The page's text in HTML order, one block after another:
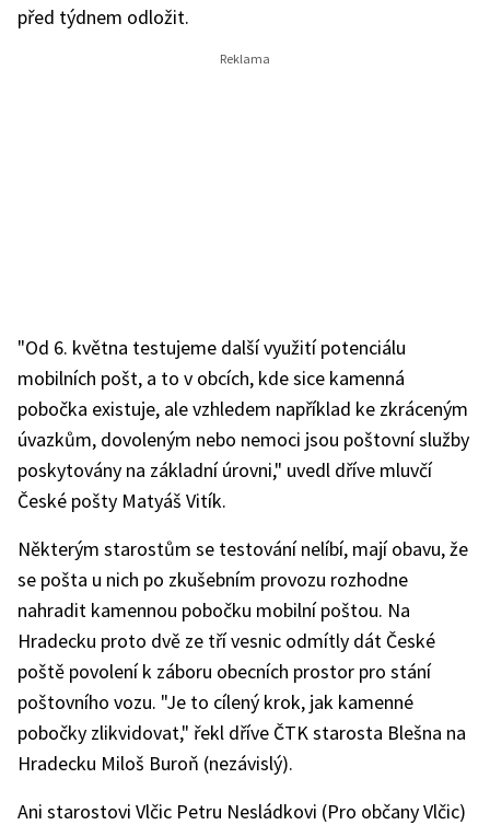
před týdnem odložit.
"Od 6. května testujeme další využití potenciálu
mobilních pošt, a to v obcích, kde sice kamenná
pobočka existuje, ale vzhledem například ke zkráceným
úvazkům, dovoleným nebo nemoci jsou poštovní služby
poskytovány na základní úrovni," uvedl dříve mluvčí
České pošty Matyáš Vitík.
Některým starostům se testování nelíbí, mají obavu, že
se pošta u nich po zkušebním provozu rozhodne
nahradit kamennou pobočku mobilní poštou. Na
Hradecku proto dvě ze tří vesnic odmítly dát České
poště povolení k záboru obecních prostor pro stání
poštovního vozu. "Je to cílený krok, jak kamenné
pobočky zlikvidovat," řekl dříve ČTK starosta Blešna na
Hradecku Miloš Buroň (nezávislý).
Ani starostovi Vlčic Petru Nesládkovi (Pro občany Vlčic)